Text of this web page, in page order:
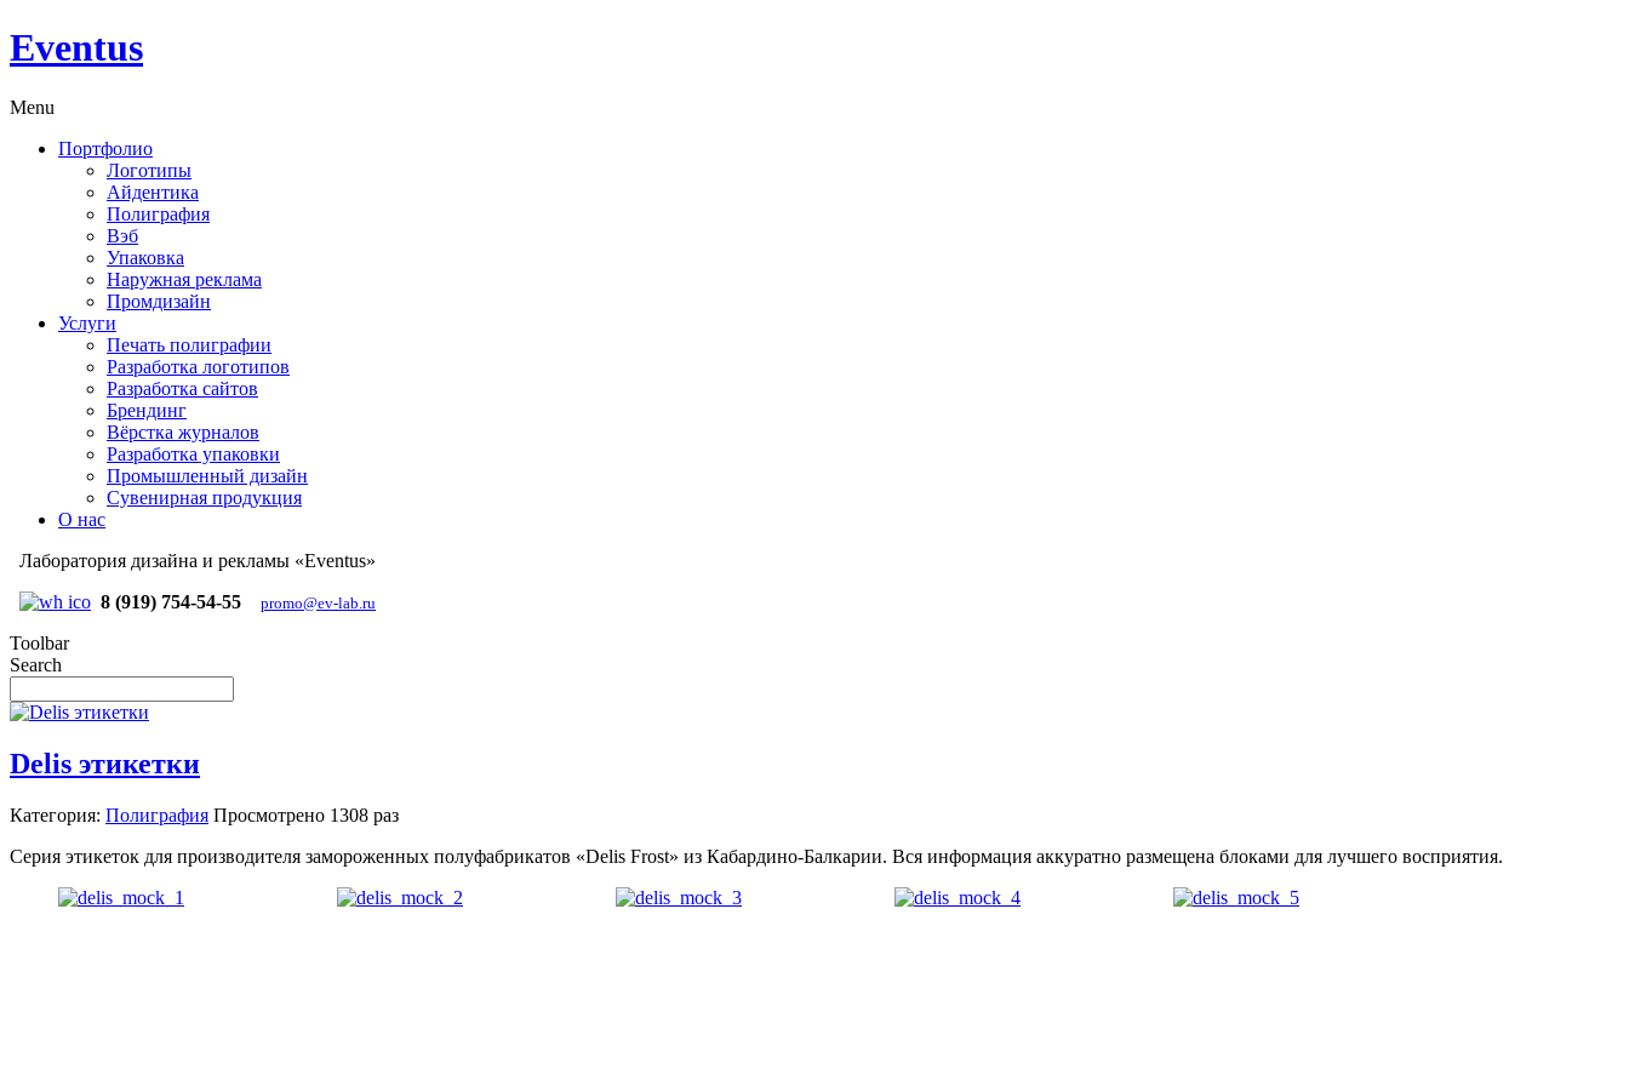
Eventus
Menu
Портфолио
Логотипы
Айдентика
Полиграфия
Вэб
Упаковка
Наружная реклама
Промдизайн
Услуги
Печать полиграфии
Разработка логотипов
Разработка сайтов
Брендинг
Вёрстка журналов
Разработка упаковки
Промышленный дизайн
Сувенирная продукция
О нас
Лаборатория дизайна и рекламы «Eventus»
8 (919) 754-54-55
promo@ev-lab.ru
Toolbar
Search
Delis этикетки
Категория: Полиграфия Просмотрено 1308 раз
Серия этикеток для производителя замороженных полуфабрикатов «Delis Frost» из Кабардино-Балкарии. Вся информация аккуратно размещена блоками для лучшего восприятия.